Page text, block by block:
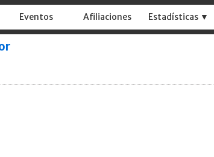
Eventos Afiliaciones Estadísticas ▼